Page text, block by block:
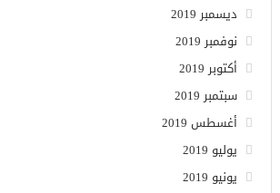
ديسمبر 2019
نوفمبر 2019
أكتوبر 2019
سبتمبر 2019
أغسطس 2019
يوليو 2019
يونيو 2019